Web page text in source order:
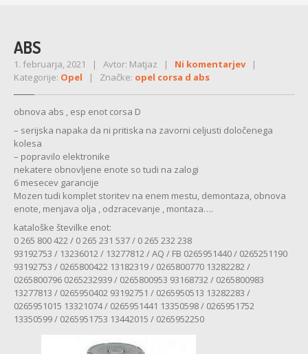
MULTIMEDIJA
4x 4
BMW
MENJALNIK
MULTIMEDIJA
KOMFORTNAELEKTRONIKA
ZAVORE
SERVOVOLAN
CHEVROLET
MULTIMEDIJA
ABS
1. februarja, 2021 | Avtor: Matjaz | Ni komentarjev|
Kategorije: Opel | Značke: opel corsa d abs
obnova abs , esp enot corsa D
– serijska napaka da ni pritiska na zavorni celjusti določenega
kolesa
– popravilo elektronike
nekatere obnovljene enote so tudi na zalogi
6 mesecev garancije
Mozen tudi komplet storitev na enem mestu, demontaza, obnova
enote, menjava olja , odzracevanje , montaza….
kataloške številke enot:
0 265 800 422 / 0 265 231 537 / 0 265 232 238
93192753 / 13236012 / 13277812 / AQ / FB 0265951440 / 0265251190
93192753 / 0265800422 13182319 / 0265800770 13282282 /
0265800796 0265232939 / 0265800953 93168732 / 0265800983
13277813 / 0265950402 93192751 / 0265950513 13282283 /
0265951015 13321074 / 0265951441 13350598 / 0265951752
13350599 / 0265951753 13442015 / 0265952250